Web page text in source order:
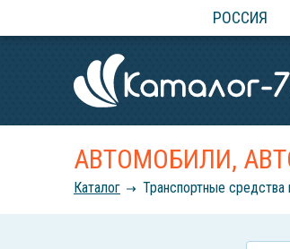
РОССИЯ
АВТОМОБИЛИ,
Каталог Транспортные средства